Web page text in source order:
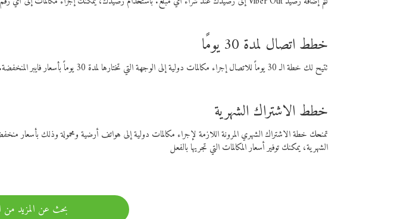
خطط اتصال لمدة 30 يومًا
تتيح لك خطة الـ 30 يوماً للاتصال إجراء مكالمات دولية إلى الوجهة التي تختارها لمدة 30 يوماً بأسعار فايبر المنخفضة.
خطط الاشتراك الشهرية
تمنحك خطة الاشتراك الشهري المرونة اللازمة لإجراء مكالمات دولية إلى هواتف أرضية ومحمولة وذلك
الشهرية، يمكنك توفير أسعار المكالمات التي تجريها بالفعل
بحث عن المزيد من